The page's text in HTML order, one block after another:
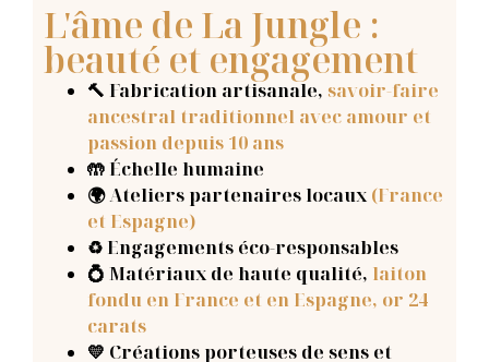
L'âme de La Jungle :
beauté et engagement
🔨 Fabrication artisanale, savoir-faire
ancestral traditionnel avec amour et
passion depuis 10 ans
🤲 Échelle humaine
🌍 Ateliers partenaires locaux (France
et Espagne)
♻️ Engagements éco-responsables
💍 Matériaux de haute qualité, laiton
fondu en France et en Espagne, or 24
carats
💛 Créations porteuses de sens et